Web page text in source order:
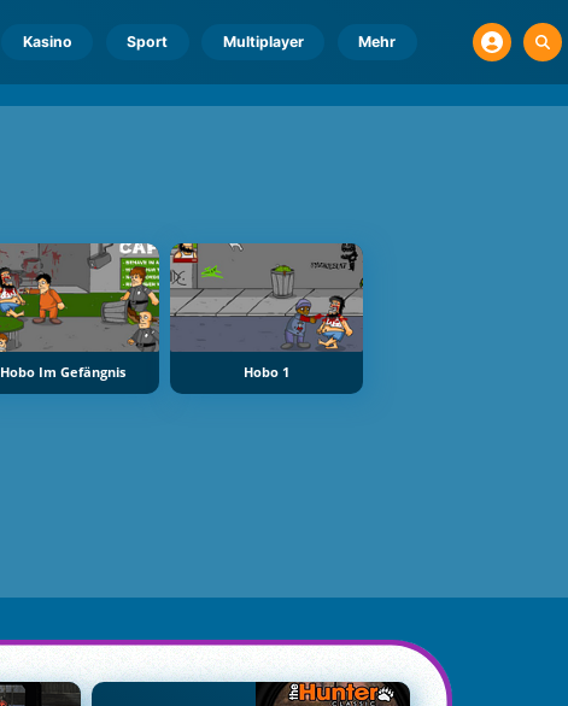
Kasino Sport Multiplayer Mehr
Hobo Im Gefängnis Hobo 1